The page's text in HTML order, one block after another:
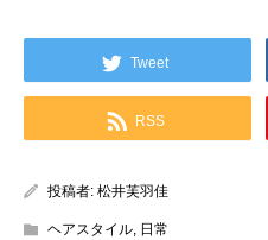
Tweet
RSS
投稿者: 松井芙羽佳
ヘアスタイル, 日常